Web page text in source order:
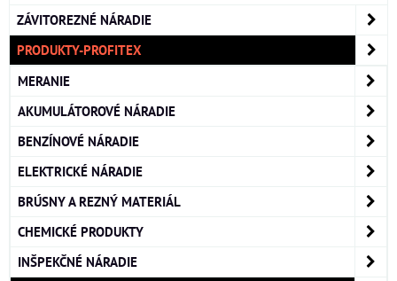
ZÁVITOREZNÉ NÁRADIE
PRODUKTY-PROFITEX
MERANIE
AKUMULÁTOROVÉ NÁRADIE
BENZÍNOVÉ NÁRADIE
ELEKTRICKÉ NÁRADIE
BRÚSNY A REZNÝ MATERIÁL
CHEMICKÉ PRODUKTY
INŠPEKČNÉ NÁRADIE